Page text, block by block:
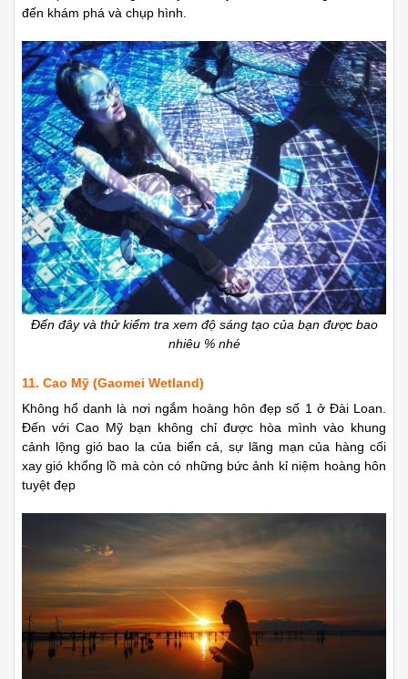
đến khám phá và chụp hình.
Đến đây và thử kiểm tra xem độ sáng tạo của bạn được bao
nhiêu % nhé
11. Cao Mỹ (Gaomei Wetland)
Không hổ danh là nơi ngắm hoàng hôn đẹp số 1 ở Đài Loan.
Đến với Cao Mỹ bạn không chỉ được hòa mình vào khung
cảnh lộng gió bao la của biển cả, sự lãng mạn của hàng cối
xay gió khổng lồ mà còn có những bức ảnh kỉ niệm hoàng hôn
tuyệt đẹp